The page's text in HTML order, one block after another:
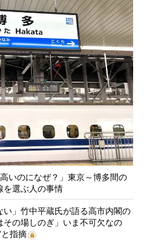
いのになぜ？」東京～博多間の
を選ぶ人の事情
い」竹中平蔵氏が語る高市内閣の
の場しのぎ」いま不可欠なの
指摘